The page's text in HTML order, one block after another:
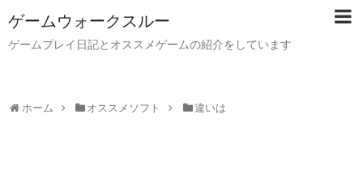
ゲームウォークスルー
ゲームプレイ日記とオススメゲームの紹介をしています
ホーム オススメソフト 違いは